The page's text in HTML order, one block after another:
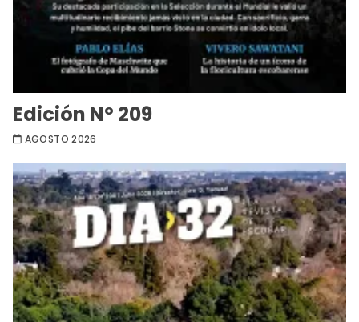
Edición Nº 209
AGOSTO 2026